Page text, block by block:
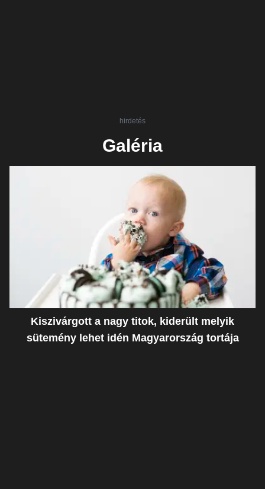
hirdetés
Galéria
Kiszivárgott a nagy titok, kiderült melyik
sütemény lehet idén Magyarország tortája